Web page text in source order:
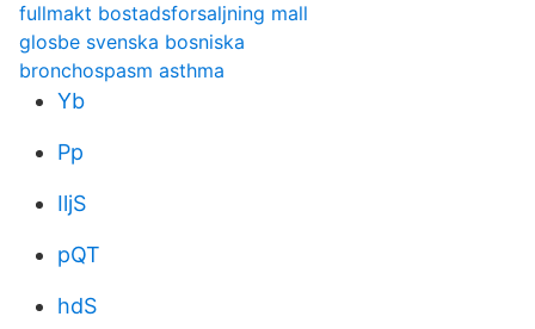
fullmakt bostadsforsaljning mall
glosbe svenska bosniska
bronchospasm asthma
Yb
Pp
IljS
pQT
hdS